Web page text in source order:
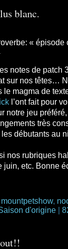
blanc.
« épisode
notes de patch
sur nos têtes…
le magma de
l’ont fait pour
notre jeu
très
débutants au
nos rubriques
juin, etc. Bonne
mountpetshow,
d'origine